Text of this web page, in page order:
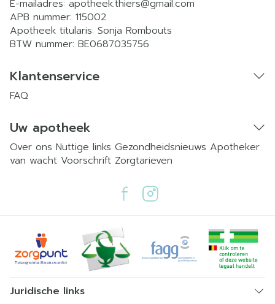
E-mailadres: apotheek.thiers@gmail.com
APB nummer: 115002
Apotheek titularis: Sonja Rombouts
BTW nummer: BE0687035756
Klantenservice
FAQ
Uw apotheek
Over ons Nuttige links Gezondheidsnieuws Apotheker
van wacht Voorschrift Zorgtarieven
Juridische links